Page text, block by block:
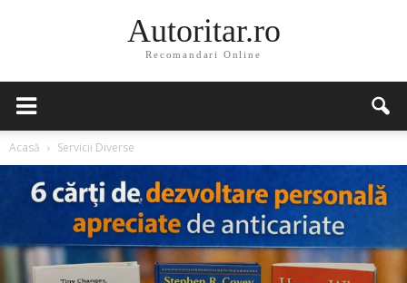
Autoritar.ro
Recomandari Online
Acasă Servicii Diverse